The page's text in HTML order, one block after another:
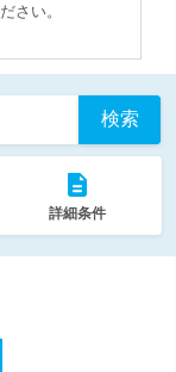
さい。
検索
詳細条件